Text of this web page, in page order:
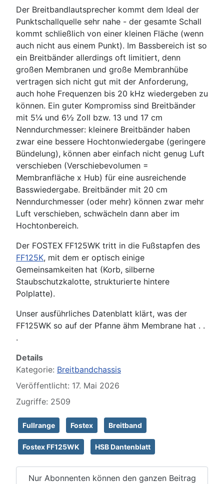
Der Breitbandlautsprecher kommt dem Ideal der
Punktschallquelle sehr nahe - der gesamte Schall
kommt schließlich von einer kleinen Fläche (wenn
auch nicht aus einem Punkt). Im Bassbereich ist so
ein Breitbänder allerdings oft limitiert, denn
großen Membranen und große Membranhübe
vertragen sich nicht gut mit der Anforderung,
auch hohe Frequenzen bis 20 kHz wiedergeben zu
können. Ein guter Kompromiss sind Breitbänder
mit 5¼ und 6½ Zoll bzw. 13 und 17 cm
Nenndurchmesser: kleinere Breitbänder haben
zwar eine bessere Hochtonwiedergabe (geringere
Bündelung), können aber einfach nicht genug Luft
verschieben (Verschiebevolumen =
Membranfläche x Hub) für eine ausreichende
Basswiedergabe. Breitbänder mit 20 cm
Nenndurchmesser (oder mehr) können zwar mehr
Luft verschieben, schwächeln dann aber im
Hochtonbereich.
Der FOSTEX FF125WK tritt in die Fußstapfen des
FF125K, mit dem er optisch einige
Gemeinsamkeiten hat (Korb, silberne
Staubschutzkalotte, strukturierte hintere
Polplatte).
Unser ausführliches Datenblatt klärt, was der
FF125WK so auf der Pfanne ähm Membrane hat . .
.
Details
Kategorie: Breitbandchassis
Veröffentlicht: 17. Mai 2026
Zugriffe: 2509
Fullrange Fostex Breitband
Fostex FF125WK HSB Dantenblatt
Nur Abonnenten können den ganzen Beitrag